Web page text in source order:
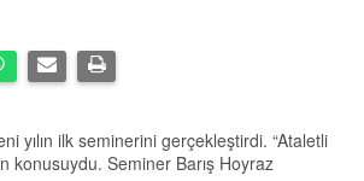
yılın ilk seminerini gerçekleştirdi. “Ataletli
konusuydu. Seminer Barış Hoyraz